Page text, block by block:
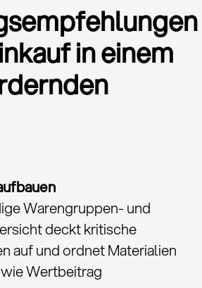
in einem
Warengruppen- und
deckt kritische
auf und ordnet Materialien
Wertbeitrag